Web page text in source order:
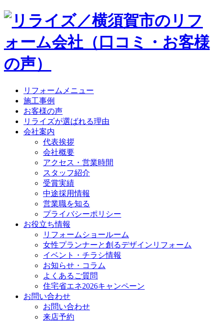
リフォームメニュー
施工事例
お客様の声
リライズが選ばれる理由
会社案内
代表挨拶
会社概要
アクセス・営業時間
スタッフ紹介
受賞実績
中途採用情報
営業職を知る
プライバシーポリシー
お役立ち情報
リフォームショールーム
女性プランナーと創るデザインリフォーム
イベント・チラシ情報
お知らせ・コラム
よくあるご質問
住宅省エネ2026キャンペーン
お問い合わせ
お問い合わせ
来店予約